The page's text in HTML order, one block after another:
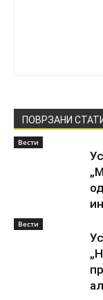
ПОВРЗАНИ
Вести
Вести